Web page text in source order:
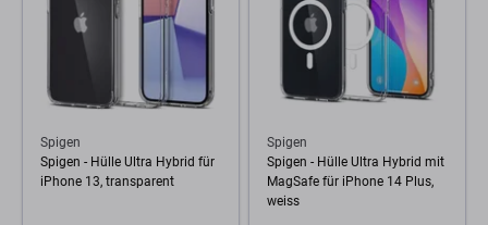
Spigen
Spigen - Hülle Ultra Hybrid für
iPhone 13, transparent
Spigen
Spigen - Hülle Ultra Hybrid mit
MagSafe für iPhone 14 Plus,
weiss